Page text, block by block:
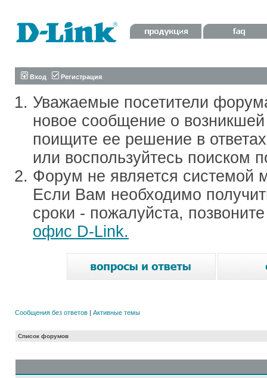
Вход Регистрация
Уважаемые посетители
новое сообщение о
поищите ее решение в
или воспользуйтесь поиском
Форум не является системой
Если Вам необходимо
сроки - пожалуйста,
офис D-Link.
Сообщения без ответов | Активные темы
Список форумов